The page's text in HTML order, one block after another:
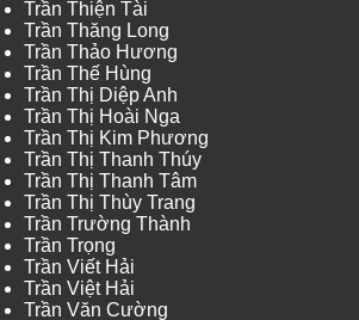
Trần Thiện Tài
Trần Thăng Long
Trần Thảo Hương
Trần Thế Hùng
Trần Thị Diệp Anh
Trần Thị Hoài Nga
Trần Thị Kim Phương
Trần Thị Thanh Thúy
Trần Thị Thanh Tâm
Trần Thị Thùy Trang
Trần Trường Thành
Trần Trọng
Trần Viết Hải
Trần Việt Hải
Trần Văn Cường